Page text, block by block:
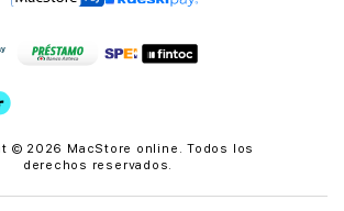
© 2026 MacStore online. Todos los
derechos reservados.